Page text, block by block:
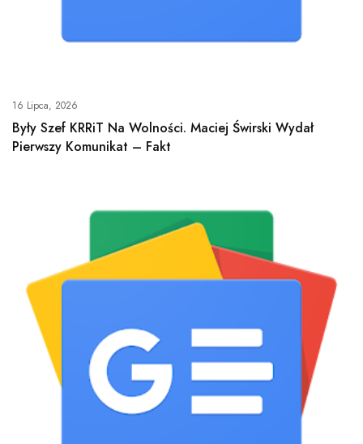
16 Lipca, 2026
Były Szef KRRiT Na Wolności. Maciej Świrski Wydał
Pierwszy Komunikat – Fakt